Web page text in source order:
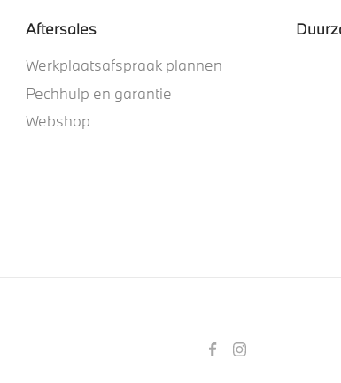
Aftersales
Werkplaatsafspraak plannen
Pechhulp en garantie
Webshop